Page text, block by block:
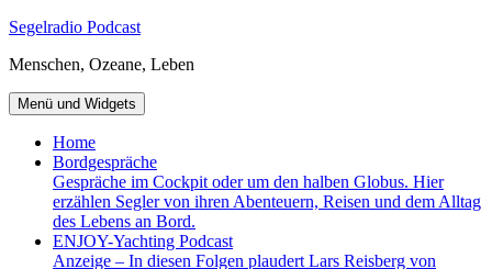
Zum
springen
Segelradio Podcast
Menschen, Ozeane, Leben
Menü und Widgets
Home
Bordgespräche
Gespräche im Cockpit oder um den halben Globus. Hier
erzählen Segler von ihren Abenteuern, Reisen und dem Alltag
des Lebens an Bord.
ENJOY-Yachting Podcast
Anzeige – In diesen Folgen plaudert Lars Reisberg von